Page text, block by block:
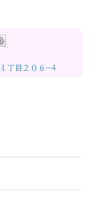
丁目２０６−４